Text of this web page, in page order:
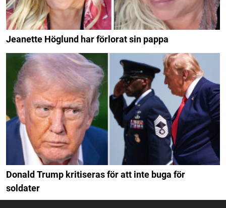
Jeanette Höglund har förlorat sin pappa
Donald Trump kritiseras för att inte buga för
soldater